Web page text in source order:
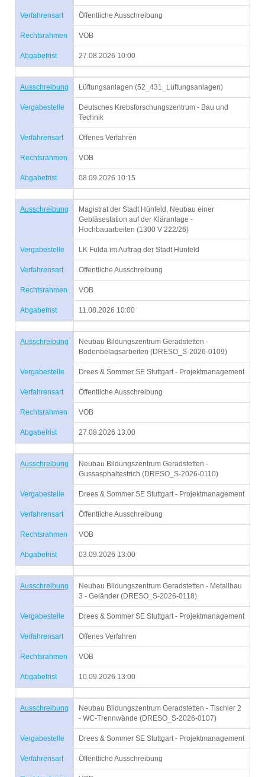
Verfahrensart Öffentliche Ausschreibung
Rechtsrahmen VOB
Abgabefrist 27.08.2026 10:00
Ausschreibung Lüftungsanlagen (52_431_Lüftungsanlagen)
Vergabestelle
Deutsches Krebsforschungszentrum - Bau und
Technik
Verfahrensart Offenes Verfahren
Rechtsrahmen VOB
Abgabefrist 08.09.2026 10:15
Ausschreibung
Magistrat der Stadt Hünfeld, Neubau einer
Gebläsestation auf der Kläranlage -
Hochbauarbeiten (1300 V 222/26)
Vergabestelle LK Fulda im Auftrag der Stadt Hünfeld
Verfahrensart Öffentliche Ausschreibung
Rechtsrahmen VOB
Abgabefrist 11.08.2026 10:00
Ausschreibung
Neubau Bildungszentrum Geradstetten -
Bodenbelagsarbeiten (DRESO_S-2026-0109)
Vergabestelle Drees & Sommer SE Stuttgart - Projektmanagement
Verfahrensart Öffentliche Ausschreibung
Rechtsrahmen VOB
Abgabefrist 27.08.2026 13:00
Ausschreibung
Neubau Bildungszentrum Geradstetten -
Gussasphaltestrich (DRESO_S-2026-0110)
Vergabestelle Drees & Sommer SE Stuttgart - Projektmanagement
Verfahrensart Öffentliche Ausschreibung
Rechtsrahmen VOB
Abgabefrist 03.09.2026 13:00
Ausschreibung
Neubau Bildungszentrum Geradstetten - Metallbau
3 - Geländer (DRESO_S-2026-0118)
Vergabestelle Drees & Sommer SE Stuttgart - Projektmanagement
Verfahrensart Offenes Verfahren
Rechtsrahmen VOB
Abgabefrist 10.09.2026 13:00
Ausschreibung
Neubau Bildungszentrum Geradstetten - Tischler 2
- WC-Trennwände (DRESO_S-2026-0107)
Vergabestelle Drees & Sommer SE Stuttgart - Projektmanagement
Verfahrensart Öffentliche Ausschreibung